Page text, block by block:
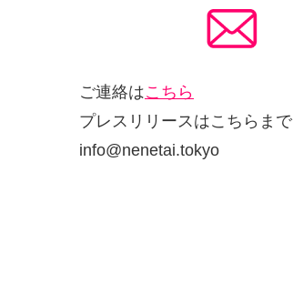
ご連絡はこちら
プレスリリースはこちらまで
info@nenetai.tokyo